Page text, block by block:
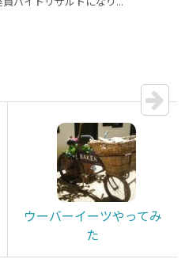
ウーバーイーツやってみ
た